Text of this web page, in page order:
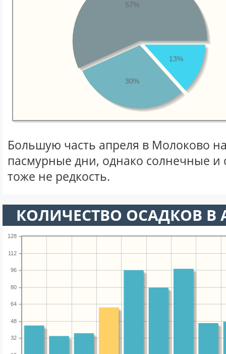
13%
30%
57%
Большую часть апреля в Молоково
пасмурные дни, однако солнечные
тоже не редкость.
КОЛИЧЕСТВО ОСАДКОВ В
32
48
64
80
96
112
128